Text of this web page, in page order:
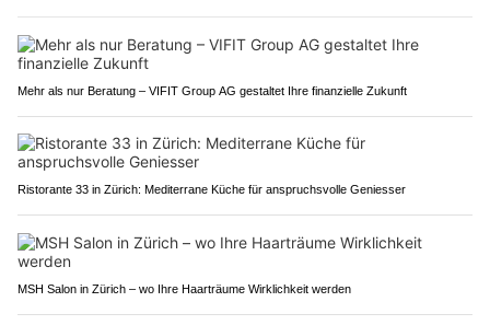
Mehr als nur Beratung – VIFIT Group AG gestaltet Ihre finanzielle Zukunft
Ristorante 33 in Zürich: Mediterrane Küche für anspruchsvolle Geniesser
MSH Salon in Zürich – wo Ihre Haarträume Wirklichkeit werden